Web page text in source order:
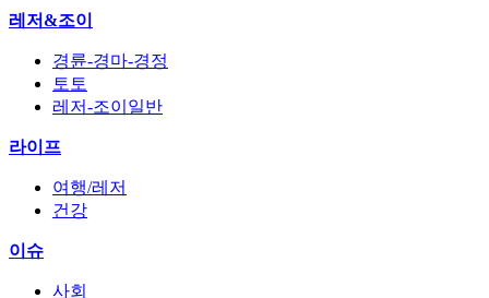
레저&조이
경륜-경마-경정
토토
레저-조이일반
라이프
여행/레저
건강
이슈
사회